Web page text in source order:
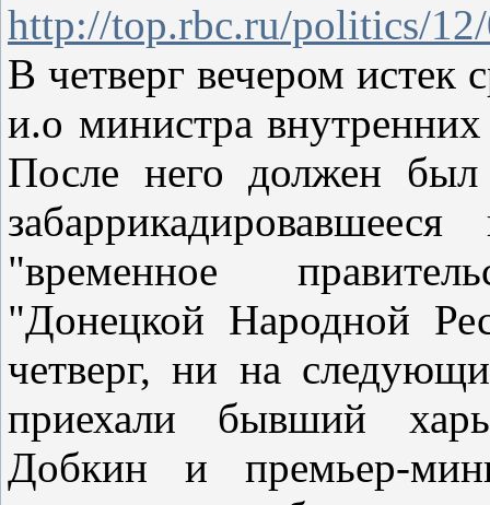
http://top.rbc.ru/politics/
В четверг вечером истек
и.о министра
После него должен был
"временное
"Донецкой Народной
четверг, ни на
приехали бывший
Добкин и премьер-